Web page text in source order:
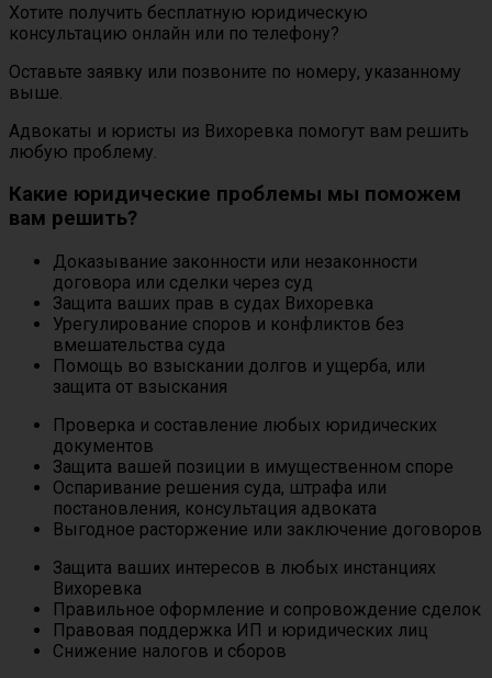
Хотите получить бесплатную юридическую
консультацию онлайн или по телефону?
Оставьте заявку или позвоните по номеру, указанному
выше.
Адвокаты и юристы из Вихоревка помогут вам решить
любую проблему.
Какие юридические проблемы мы поможем
вам решить?
Доказывание законности или незаконности
договора или сделки через суд
Защита ваших прав в судах Вихоревка
Урегулирование споров и конфликтов без
вмешательства суда
Помощь во взыскании долгов и ущерба, или
защита от взыскания
Проверка и составление любых юридических
документов
Защита вашей позиции в имущественном споре
Оспаривание решения суда, штрафа или
постановления, консультация адвоката
Выгодное расторжение или заключение договоров
Защита ваших интересов в любых инстанциях
Вихоревка
Правильное оформление и сопровождение сделок
Правовая поддержка ИП и юридических лиц
Снижение налогов и сборов